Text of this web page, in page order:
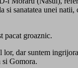
sanatatea unei natii,
pacat groaznic.
dar suntem
si Gomora.